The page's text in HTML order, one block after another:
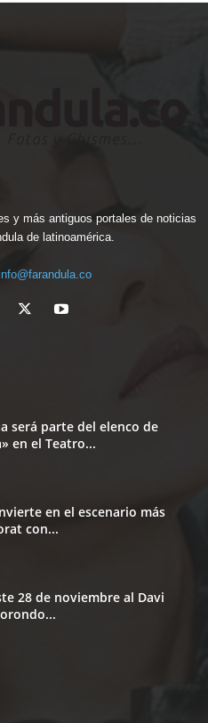
y más antiguos portales de noticias
de latinoamérica.
será parte del elenco de
en el Teatro...
en el escenario más
con...
28 de noviembre al Davi